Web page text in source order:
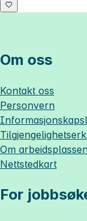
Om oss
Kontakt oss
Personvern
Om
Nettstedkart
For